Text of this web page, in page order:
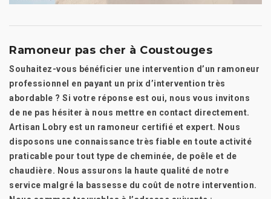
Ramoneur pas cher à Coustouges
Souhaitez-vous bénéficier une intervention d’un ramoneur
professionnel en payant un prix d’intervention très
abordable ? Si votre réponse est oui, nous vous invitons
de ne pas hésiter à nous mettre en contact directement.
Artisan Lobry est un ramoneur certifié et expert. Nous
disposons une connaissance très fiable en toute activité
praticable pour tout type de cheminée, de poêle et de
chaudière. Nous assurons la haute qualité de notre
service malgré la bassesse du coût de notre intervention.